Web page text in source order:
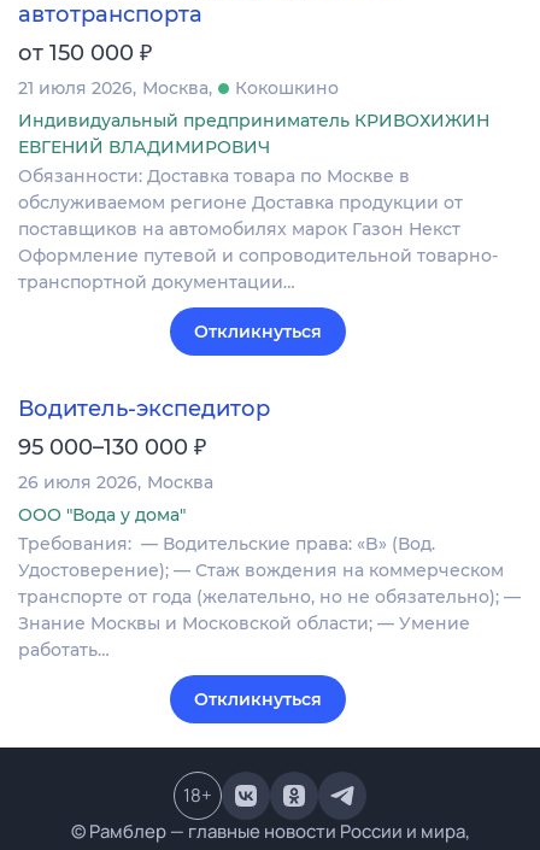
автотранспорта
от 150 000 ₽
21 июля 2026 Москва
Кокошкино
Индивидуальный предприниматель КРИВОХИЖИН
ЕВГЕНИЙ ВЛАДИМИРОВИЧ
Обязанности: Доставка товара по Москве в
обслуживаемом регионе Доставка продукции от
поставщиков на автомобилях марок Газон Некст
Оформление путевой и сопроводительной товарно-
транспортной документации…
Откликнуться
Водитель-экспедитор
95 000–130 000 ₽
26 июля 2026 Москва
ООО "Вода у дома"
Требования: ​​​​​ — Водительские права: «B» (Вод.
Удостоверение); — Стаж вождения на коммерческом
транспорте от года (желательно, но не обязательно); —
Знание Москвы и Московской области; — Умение
работать…
Откликнуться
© Рамблер — главные новости России и мира,
18+